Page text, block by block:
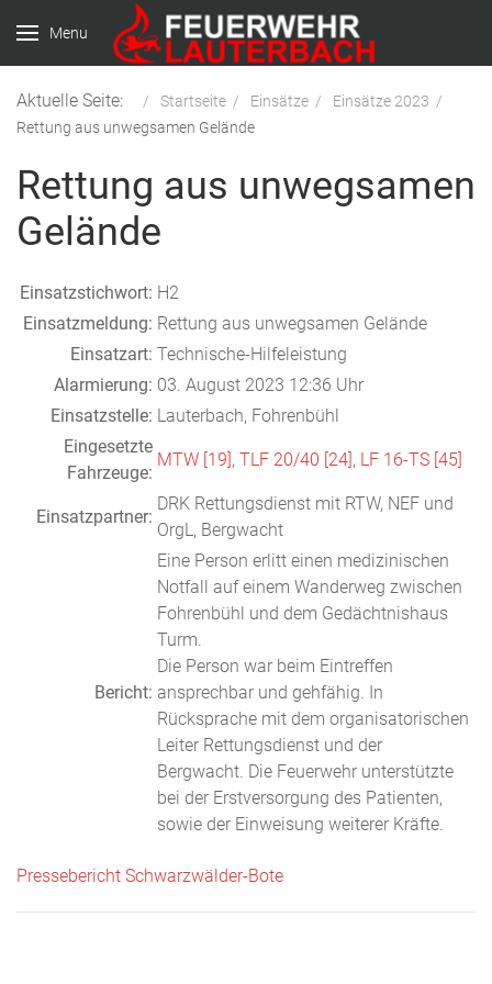
Menu
Aktuelle Seite: Startseite Einsätze
Einsätze 2023
Rettung aus unwegsamen Gelände
Rettung aus unwegsamen
Gelände
Einsatzstichwort: H2
Einsatzmeldung: Rettung aus unwegsamen Gelände
Einsatzart: Technische-Hilfeleistung
Alarmierung: 03. August 2023 12:36 Uhr
Einsatzstelle: Lauterbach, Fohrenbühl
Eingesetzte
Fahrzeuge:
MTW [19], TLF 20/40 [24], LF 16-TS [45]
Einsatzpartner:
DRK Rettungsdienst mit RTW, NEF und
OrgL, Bergwacht
Bericht:
Eine Person erlitt einen medizinischen
Notfall auf einem Wanderweg zwischen
Fohrenbühl und dem Gedächtnishaus
Turm.
Die Person war beim Eintreffen
ansprechbar und gehfähig. In
Rücksprache mit dem organisatorischen
Leiter Rettungsdienst und der
Bergwacht. Die Feuerwehr unterstützte
bei der Erstversorgung des Patienten,
sowie der Einweisung weiterer Kräfte.
Pressebericht Schwarzwälder-Bote